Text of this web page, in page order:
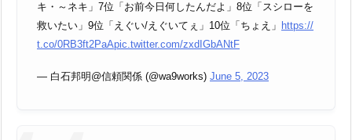
キ・～ネキ」7位「お前今日何したんだよ」8位「スシローを
救いたい」9位「えぐい/えぐいてぇ」10位「ちょえ」 https://
t.co/0RB3ft2PaApic.twitter.com/zxdIGbANtF
— 白石邦明@信頼関係 (@wa9works) June 5, 2023